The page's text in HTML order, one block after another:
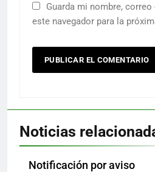
Guarda mi nombre,
este navegador para la
Noticias
Notificación por aviso